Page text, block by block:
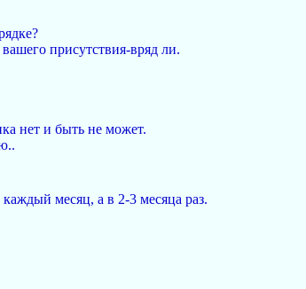
присутствия-вряд ли.
нет и быть не может.
месяц, а в 2-3 месяца раз.